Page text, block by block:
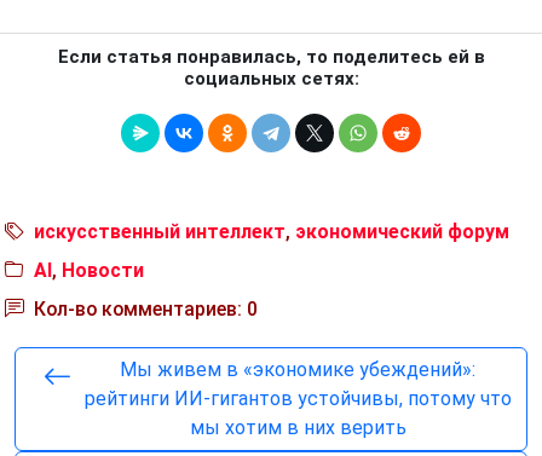
Если статья понравилась, то поделитесь ей в
социальных сетях:
искусственный интеллект, экономический форум
AI, Новости
Кол-во комментариев: 0
Мы живем в «экономике убеждений»:
рейтинги ИИ-гигантов устойчивы, потому что
мы хотим в них верить